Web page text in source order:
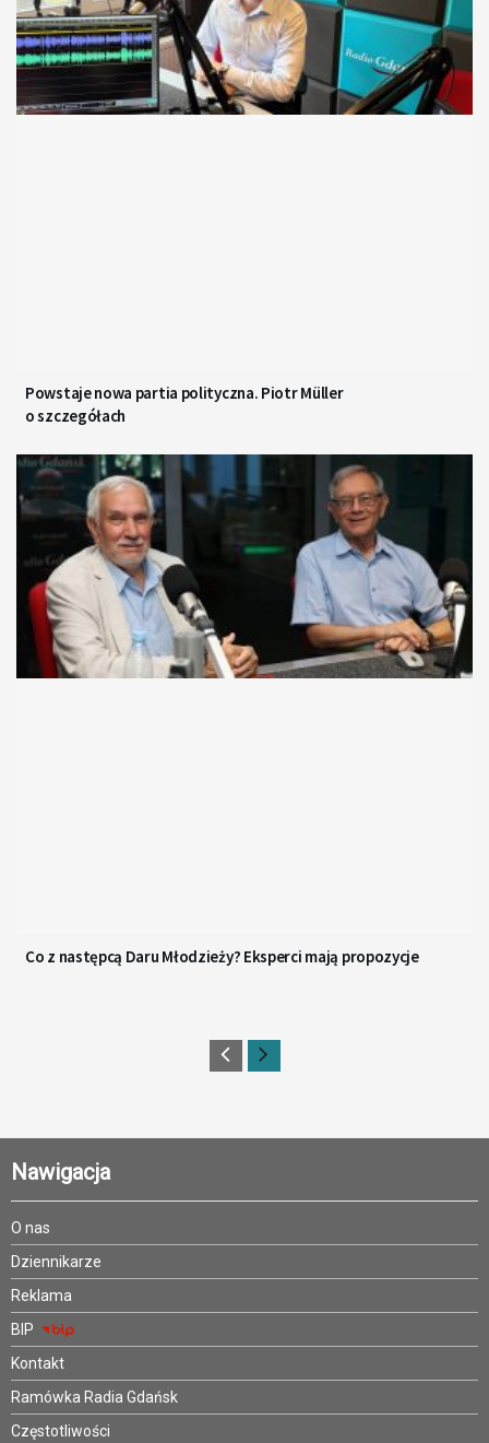
Powstaje nowa partia polityczna. Piotr Müller
o szczegółach
Co z następcą Daru Młodzieży? Eksperci mają propozycje
Nawigacja
O nas
Dziennikarze
Reklama
BIP
Kontakt
Ramówka Radia Gdańsk
Częstotliwości